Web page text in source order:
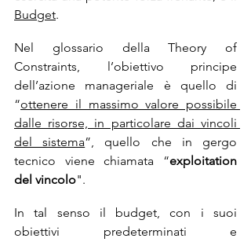
Budget.
Nel glossario della Theory of
Constraints, l’obiettivo principe
dell’azione manageriale è quello di
“ottenere il massimo valore possibile
dalle risorse, in particolare dai vincoli
del sistema”, quello che in gergo
tecnico viene chiamata “exploitation
del vincolo".
In tal senso il budget, con i suoi
obiettivi predeterminati e